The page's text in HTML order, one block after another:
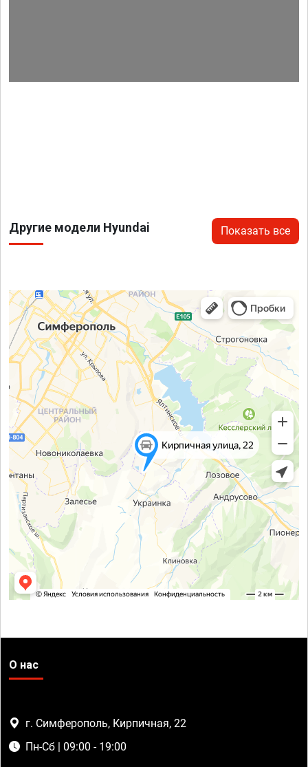
Другие модели Hyundai Показать все
О нас
г. Симферополь, Кирпичная, 22
Пн-Сб | 09:00 - 19:00